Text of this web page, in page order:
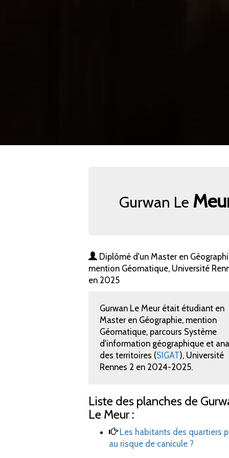
Gurwan Le
Diplômé d'un Master en
mention Géomatique, Université
en 2025
Gurwan Le Meur était étudiant en
Master en Géographie, mention
Géomatique, parcours Système
d'information géographique et
des territoires (SIGAT), Université
Rennes 2 en 2024-2025.
Liste des planches de
Le Meur :
Les habitants des quartiers
au risque de canicule ?